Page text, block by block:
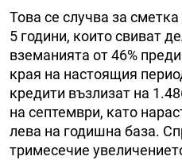
Това се случва за
5 години, които свиват
вземанията от 46%
края на настоящия
кредити възлизат на
на септември, като
лева на годишна база.
тримесечие